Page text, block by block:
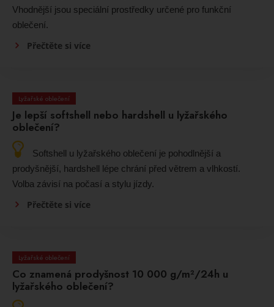
Vhodnější jsou speciální prostředky určené pro funkční
oblečení.
Přečtěte si více
Lyžařské oblečení
Je lepší softshell nebo hardshell u lyžařského
oblečení?
Softshell u lyžařského oblečení je pohodlnější a
prodyšnější, hardshell lépe chrání před větrem a vlhkostí.
Volba závisí na počasí a stylu jízdy.
Přečtěte si více
Lyžařské oblečení
Co znamená prodyšnost 10 000 g/m²/24h u
lyžařského oblečení?